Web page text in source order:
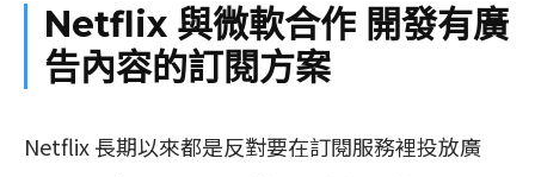
Netflix 與微軟合作 開發有廣
告內容的訂閱方案
Netflix 長期以來都是反對要在訂閱服務裡投放廣